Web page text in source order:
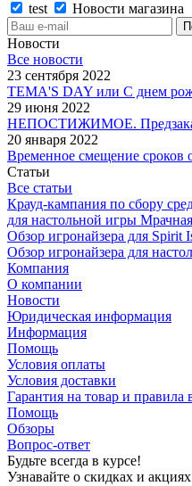
test
Новости магазина
Новости
Все новости
23 сентября 2022
TEMA'S DAY или С днем
29 июня 2022
НЕПОСТИЖИМОЕ. Предзаказ
20 января 2022
Временное смещение сроков
Статьи
Все статьи
Крауд-кампания по сбору
для настольной игры
Обзор игронайзера для Spirit
Обзор игронайзера для
Компания
О компании
Новости
Юридическая информация
Информация
Помощь
Условия оплаты
Условия доставки
Гарантия на товар и правила
Помощь
Обзоры
Вопрос-ответ
Будьте всегда в курсе!
Узнавайте о скидках и